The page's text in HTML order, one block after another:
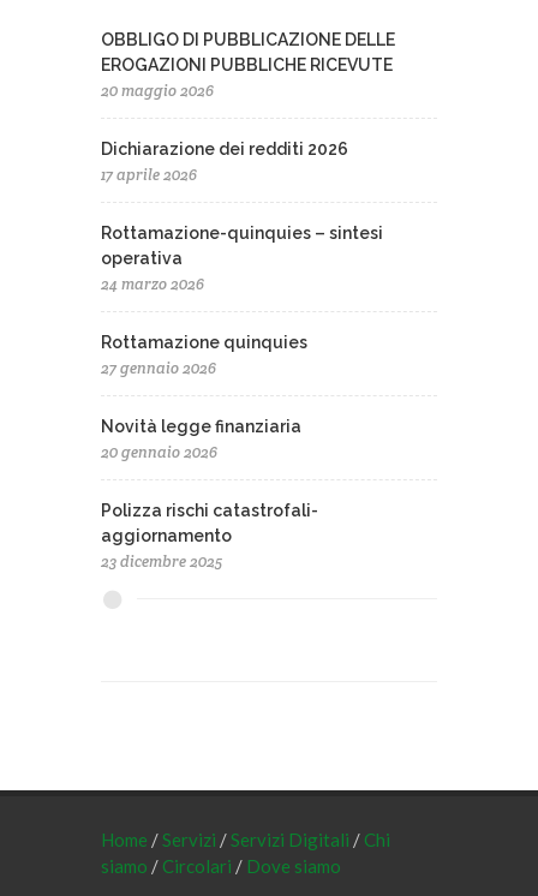
OBBLIGO DI PUBBLICAZIONE DELLE
EROGAZIONI PUBBLICHE RICEVUTE
20 maggio 2026
Dichiarazione dei redditi 2026
17 aprile 2026
Rottamazione-quinquies – sintesi
operativa
24 marzo 2026
Rottamazione quinquies
27 gennaio 2026
Novità legge finanziaria
20 gennaio 2026
Polizza rischi catastrofali-
aggiornamento
23 dicembre 2025
Home /Servizi /Servizi Digitali / Chi
siamo / Circolari / Dove siamo